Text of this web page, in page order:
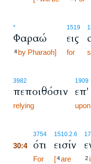
*
Φαραώ
4 by Pharaoh]
1519
εις
for
3982
πεποιθόσιν
relying
1909
επ'
upon
3754
30:4 ότι
For
1510.2.6
εισίν
[4are 2